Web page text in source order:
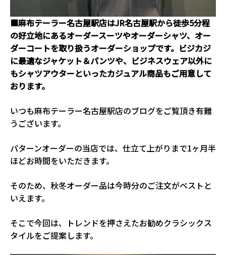
■麻布テーラー名古屋駅店はJR名古屋駅から徒歩5分程
の好立地にあるオーダースーツやオーダーシャツ、オー
ダーコートを取り扱うオーダーショップです。ビジカジ
に最適なジャケット＆パンツや、ビジネスウェア以外に
もシャツアウターといったカジュアル商品もご用意して
おります。
いつも麻布テーラー名古屋駅店のブログをご覧頂き有難
うございます。
パターンオーダーの当店では、仕立て上がりまで1ヶ月半
ほどお時間をいただきます。
そのため、秋冬オーダー品は今時分のご注文がベストと
いえます。
そこで今回は、トレンドを押さえたお勧めクラシックス
タイルをご提案します。